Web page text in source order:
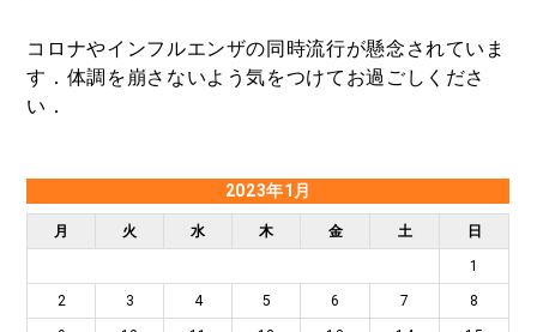
コロナやインフルエンザの同時流行が懸念されていま
す．体調を崩さないよう気をつけてお過ごしくださ
い．
2023年1月
月 火 水 木 金 土 日
1
2 3 4 5 6 7 8